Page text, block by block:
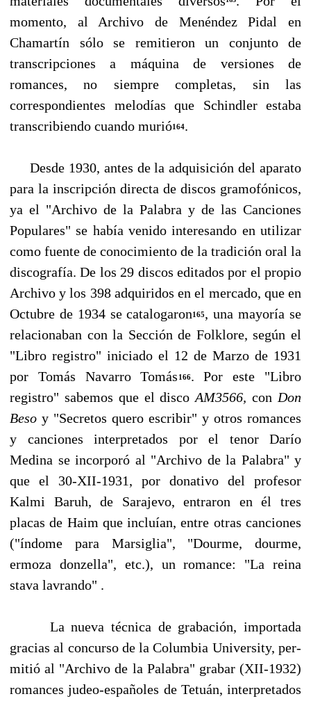
momento, al Archivo de Menéndez Pidal en
Chamartín sólo se remitieron un conjunto de
transcripciones a máquina de versiones de
romances, no siempre completas, sin las
correspondientes melodías que Schindler estaba
transcribiendo cuando murió164.
Desde 1930, antes de la adquisición del aparato
para la inscripción directa de discos gramo­fónicos,
ya el "Archivo de la Palabra y de las Canciones
Populares" se había venido interesando en utilizar
como fuente de conocimiento de la tradición oral la
discografía. De los 29 discos edi­tados por el propio
Archivo y los 398 adquiridos en el mercado, que en
Octubre de 1934 se ca­talogaron165, una mayoría se
relacionaban con la Sección de Folklore, según el
"Libro registro" iniciado el 12 de Marzo de 1931
por Tomás Navarro Tomás 166. Por este "Libro
registro" sabe­mos que el discoAM3566,con Don
Beso y "Secretos quero escribir" y otros romances
y canciones interpretados por el tenor Darío
Medina se incorporó al "Archivo de la Palabra" y
que el 30-XII-1931, por donativo del profesor
Kalmi Baruh, de Sarajevo, entraron en él tres
placas de Haim que incluían, entre otras canciones
("índome para Marsiglia", "Dourme, dourme,
ermoza donzella", etc.), un romance: "La reina
stava lavrando" .
La nueva técnica de grabación, importada
gracias al concurso de la Columbia University, per­
mitió al "Archivo de la Palabra" grabar (XII-1932)
romances judeo-españoles de Tetuán, inter­pretados